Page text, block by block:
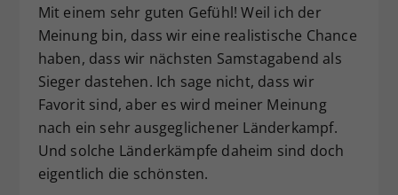
Mit einem sehr guten Gefühl! Weil ich der
Meinung bin, dass wir eine realistische Chance
haben, dass wir nächsten Samstagabend als
Sieger dastehen. Ich sage nicht, dass wir
Favorit sind, aber es wird meiner Meinung
nach ein sehr ausgeglichener Länderkampf.
Und solche Länderkämpfe daheim sind doch
eigentlich die schönsten.